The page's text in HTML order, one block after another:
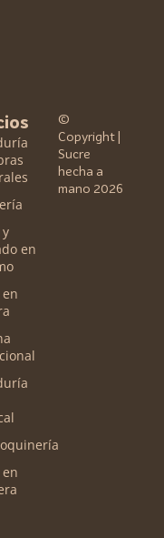
en
©
Copyright |
Sucre
hecha a
mano 2026